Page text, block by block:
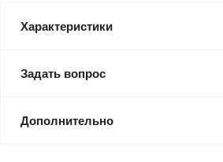
Характеристики
Задать вопрос
Дополнительно